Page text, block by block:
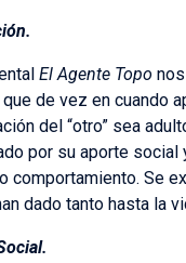
El Agente Topo
de vez en cuando
del “otro” sea
por su aporte
comportamiento. Se
dado tanto hasta la